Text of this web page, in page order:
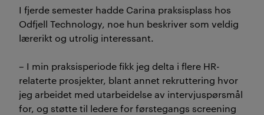
I fjerde semester hadde Carina praksisplass hos
Odfjell Technology, noe hun beskriver som veldig
lærerikt og utrolig interessant.
– I min praksisperiode fikk jeg delta i flere HR-
relaterte prosjekter, blant annet rekruttering hvor
jeg arbeidet med utarbeidelse av intervjuspørsmål
for, og støtte til ledere for førstegangs screening